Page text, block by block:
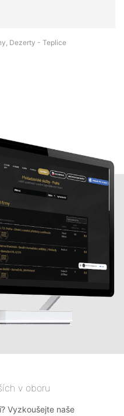
Dezerty - Teplice
v oboru
Vyzkoušejte naše